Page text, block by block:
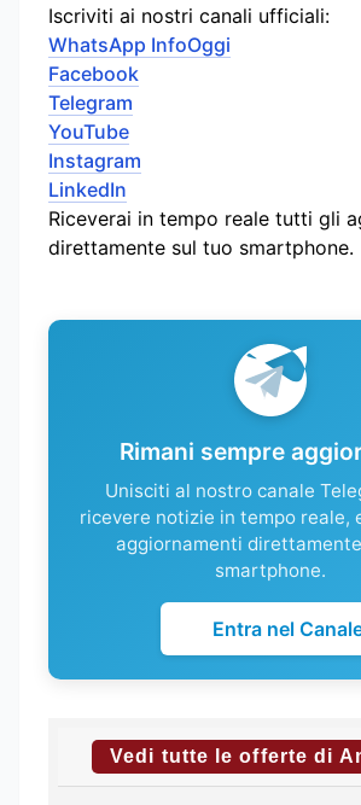
Iscriviti ai nostri canali ufficiali:
WhatsApp InfoOggi
Facebook
Telegram
YouTube
Instagram
LinkedIn
Riceverai in tempo reale tutti gli
direttamente sul tuo smartphone.
Rimani sempre
Unisciti al nostro canale
ricevere notizie in tempo reale,
aggiornamenti
smartphone.
Entra nel